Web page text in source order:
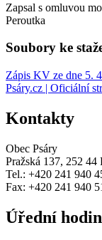
Zapsal s omluvou
Peroutka
Soubory ke
Zápis KV ze dne 5.
Psáry.cz | Oficiální
Kontakty
Obec Psáry
Pražská 137, 252 44
Tel.: +420 241 940
Fax: +420 241 940
Úřední